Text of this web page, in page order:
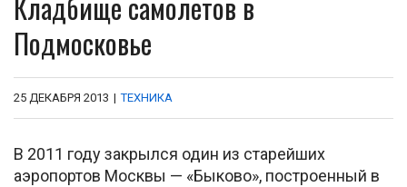
Подмосковье
25 ДЕКАБРЯ 2013 | ТЕХНИКА
В 2011 году закрылся один из старейших
аэропортов Москвы — «Быково», построенный в